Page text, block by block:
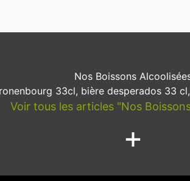
Nos Boissons
33cl, bière desperados 33
Voir tous les articles "Nos
+